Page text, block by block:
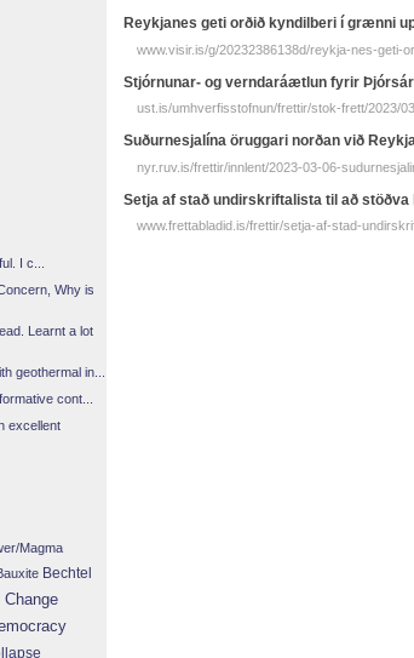
Reykja­nes geti orðið kyndil­beri í grænni
www.visir.is/g/20232386138d/reykja-nes-geti-
Stjórnunar- og verndaráætlun fyrir
ust.is/umhverfisstofnun/frettir/stok-frett/2023/
Suðurnesjalína öruggari norðan við
nyr.ruv.is/frettir/innlent/2023-03-06-
Setja af stað undirskriftalista til að stöðva
www.frettabladid.is/frettir/setja-af-stad-
I c...
Why is
Learnt a lot
geothermal in...
cont...
excellent
Magma
Bechtel
Change